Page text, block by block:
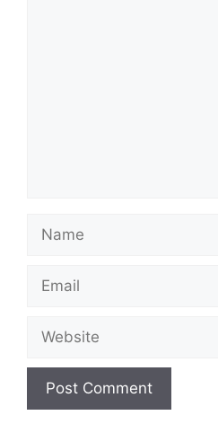
Name
Email
Website